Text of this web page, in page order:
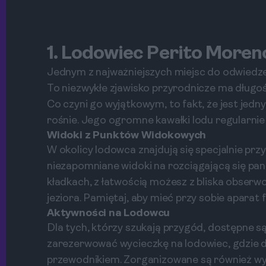
1. Lodowiec Perito
Jednym z najważniejszych miejsc do
To niezwykłe zjawisko przyrodnicze ma
Co czyni go wyjątkowym, to fakt, że jest
rośnie. Jego ogromne kawałki lodu
Widoki z Punktów Widokowych
W okolicy lodowca znajdują się specjalnie
niezapomniane widoki na rozciągającą się
kładkach, z łatwością możesz z bliska
jeziora. Pamiętaj, aby mieć przy sobie aparat
Aktywności na Lodowcu
Dla tych, którzy szukają przygód, dostępne
zarezerwować wycieczkę na lodowiec, gdzie
przewodnikiem. Zorganizowane są również